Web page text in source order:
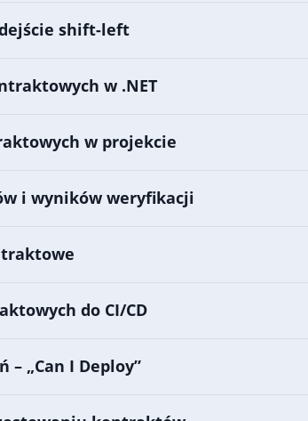
shift-left
w .NET
w projekcie
i wyników weryfikacji
do CI/CD
– „Can I Deploy”